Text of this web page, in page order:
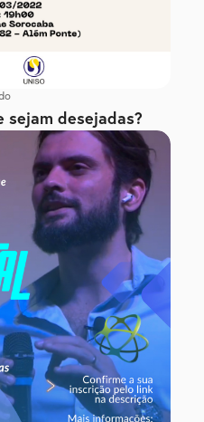
sejam desejadas?